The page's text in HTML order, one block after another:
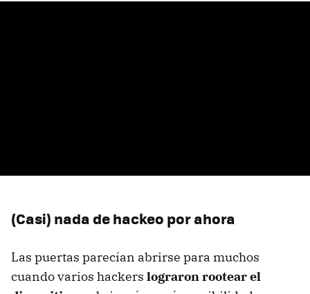
(Casi) nada de hackeo por ahora
Las puertas parecían abrirse para muchos
cuando varios hackers lograron rootear el